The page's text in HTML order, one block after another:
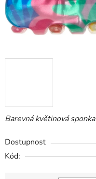
Barevná květinová sponka
Dostupnost
Kód: